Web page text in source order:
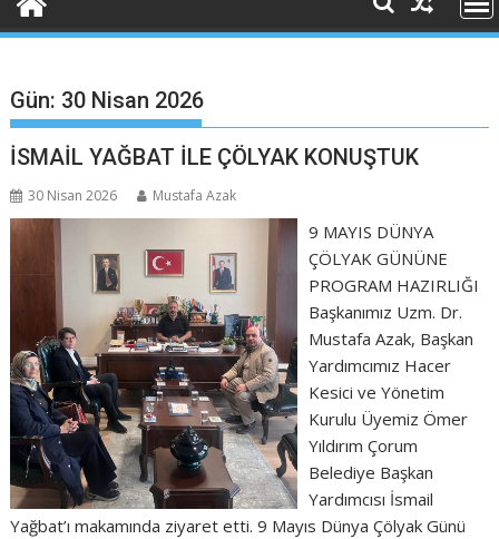
Gün: 30 Nisan 2026
İSMAİL YAĞBAT İLE ÇÖLYAK KONUŞTUK
30 Nisan 2026 Mustafa Azak
9 MAYIS DÜNYA
ÇÖLYAK GÜNÜNE
PROGRAM HAZIRLIĞI
Başkanımız Uzm. Dr.
Mustafa Azak, Başkan
Yardımcımız Hacer
Kesici ve Yönetim
Kurulu Üyemiz Ömer
Yıldırım Çorum
Belediye Başkan
Yardımcısı İsmail
Yağbat’ı makamında ziyaret etti. 9 Mayıs Dünya Çölyak Günü